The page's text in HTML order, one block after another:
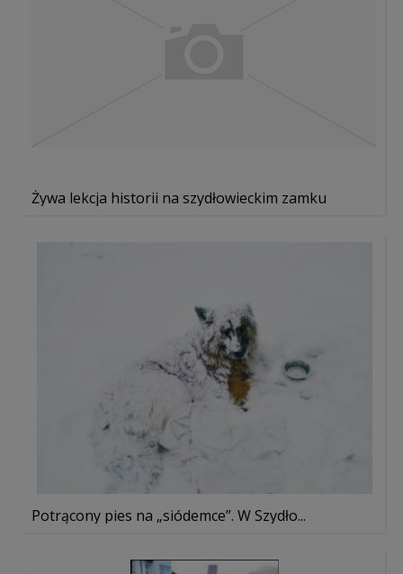
Żywa lekcja historii na szydłowieckim zamku
Potrącony pies na „siódemce”. W Szydło...